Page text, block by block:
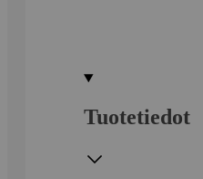
Tuotetiedot